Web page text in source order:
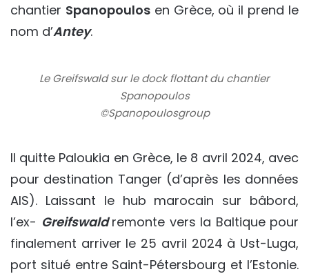
chantier Spanopoulosen Grèce, où il prend le
nom d’Antey.
Le Greifswald sur le dock flottant du chantier
Spanopoulos
©Spanopoulosgroup
Il quitte Paloukia en Grèce, le 8 avril 2024, avec
pour destination Tanger (d’après les données
AIS). Laissant le hub marocain sur bâbord,
l’ex- Greifswaldremonte vers la Baltique pour
finalement arriver le 25 avril 2024 à Ust-Luga,
port situé entre Saint-Pétersbourg et l’Estonie.